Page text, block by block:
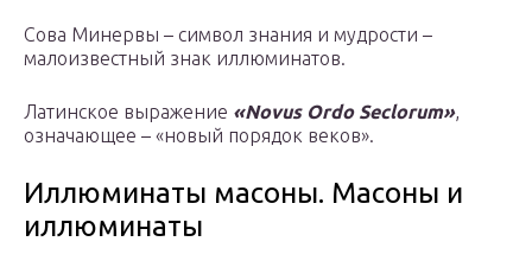
Сова Минервы – символ знания и мудрости –
малоизвестный знак иллюминатов.
Латинское выражение «Novus Ordo Seclorum»,
означающее – «новый порядок веков».
Иллюминаты масоны. Масоны и
иллюминаты